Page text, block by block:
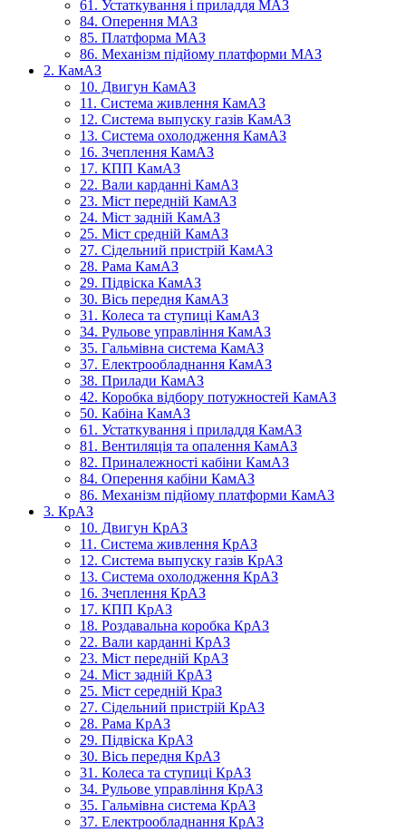
61. Устаткування і приладдя МАЗ
84. Оперення МАЗ
85. Платформа МАЗ
86. Механізм підйому платформи МАЗ
2. КамАЗ
10. Двигун КамАЗ
11. Система живлення КамАЗ
12. Система выпуску газів КамАЗ
13. Система охолодження КамАЗ
16. Зчеплення КамАЗ
17. КПП КамАЗ
22. Вали карданні КамАЗ
23. Міст передній КамАЗ
24. Міст задній КамАЗ
25. Міст средній КамАЗ
27. Сідельний пристрій КамАЗ
28. Рама КамАЗ
29. Підвіска КамАЗ
30. Вісь передня КамАЗ
31. Колеса та ступиці КамАЗ
34. Рульове управління КамАЗ
35. Гальмівна система КамАЗ
37. Електрообладнання КамАЗ
38. Прилади КамАЗ
42. Коробка відбору потужностей КамАЗ
50. Кабіна КамАЗ
61. Устаткування і приладдя КамАЗ
81. Вентиляція та опалення КамАЗ
82. Приналежності кабіни КамАЗ
84. Оперення кабіни КамАЗ
86. Механізм підйому платформи КамАЗ
3. КрАЗ
10. Двигун КрАЗ
11. Система живлення КрАЗ
12. Система выпуску газів КрАЗ
13. Система охолодження КрАЗ
16. Зчеплення КрАЗ
17. КПП КрАЗ
18. Роздавальна коробка КрАЗ
22. Вали карданні КрАЗ
23. Міст передній КрАЗ
24. Міст задній КрАЗ
25. Міст середній КраЗ
27. Сідельний пристрій КрАЗ
28. Рама КрАЗ
29. Підвіска КрАЗ
30. Вісь передня КрАЗ
31. Колеса та ступиці КрАЗ
34. Рульове управління КрАЗ
35. Гальмівна система КрАЗ
37. Електрообладнання КрАЗ